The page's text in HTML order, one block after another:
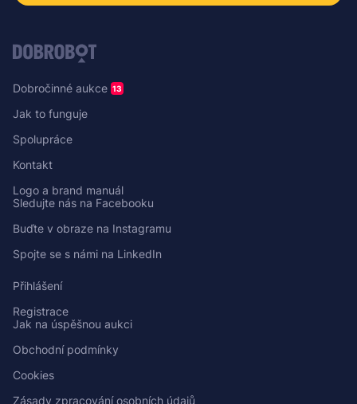
Dobročinné aukce 13
Jak to funguje
Spolupráce
Kontakt
Logo a brand manuál
Sledujte nás na Facebooku
Buďte v obraze na Instagramu
Spojte se s námi na LinkedIn
Přihlášení
Registrace
Jak na úspěšnou aukci
Obchodní podmínky
Cookies
Zásady zpracování osobních údajů